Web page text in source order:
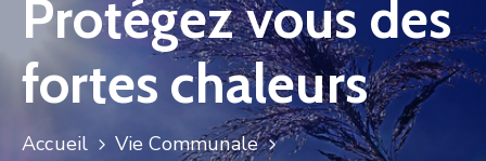
Manifestations
Vie
Municipale
Services
Protégez vous des
fortes chaleurs
Accueil
Vie Communale